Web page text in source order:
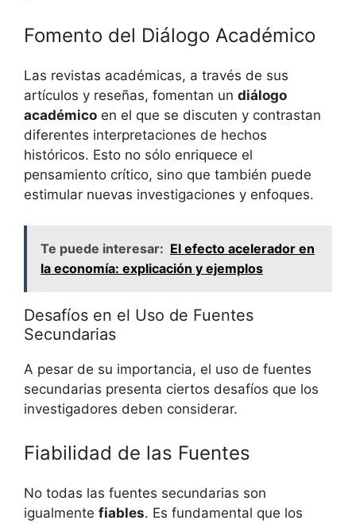
Fomento del Diálogo Académico
Las revistas académicas, a través de sus
artículos y reseñas, fomentan un diálogo
académico en el que se discuten y contrastan
diferentes interpretaciones de hechos
históricos. Esto no sólo enriquece el
pensamiento crítico, sino que también puede
estimular nuevas investigaciones y enfoques.
Te puede interesar: El efecto acelerador en
la economía: explicación y ejemplos
Desafíos en el Uso de Fuentes
Secundarias
A pesar de su importancia, el uso de fuentes
secundarias presenta ciertos desafíos que los
investigadores deben considerar.
Fiabilidad de las Fuentes
No todas las fuentes secundarias son
igualmente fiables. Es fundamental que los